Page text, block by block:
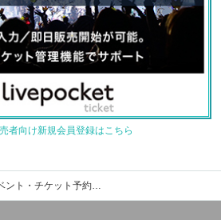
者向け新規会員登録はこちら
ファンイベントのイベント・チケット予約・購入・販売情報一覧